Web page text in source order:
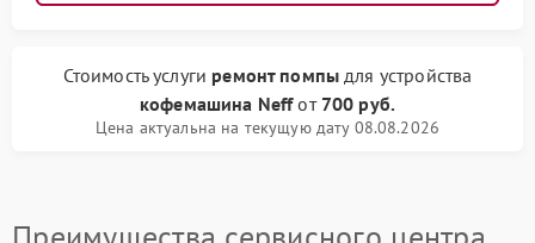
Стоимость услуги ремонт помпы для устройства
кофемашина Neffот 700 руб.
Цена актуальна на текущую дату 08.08.2026